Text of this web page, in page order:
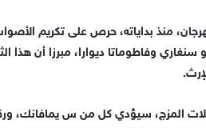
منذ بداياته، حرص على تكريم
وفاطوماتا ديوارا، مبرزا أن هذا
المزج، سيؤدي كل من س يمافانك،